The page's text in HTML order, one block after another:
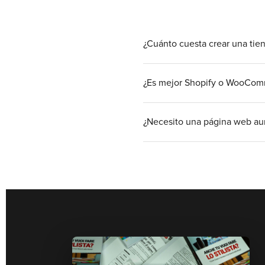
¿Cuánto cuesta crear una
soluciones Shopify, y
funciones avanzadas.
¿Es mejor Shopify o
menos mantenimiento
quienes tienen
¿Necesito una página web
fundamental para